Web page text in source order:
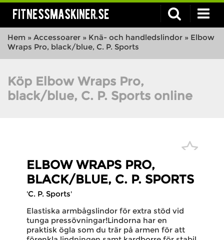
fitnessmaskiner.se
Hem » Accessoarer » Knä- och handledslindor » Elbow
Wraps Pro, black/blue, C. P. Sports
Köp Elbow Wraps Pro,
black/blue, C. P. Sports online
ELBOW WRAPS PRO,
BLACK/BLUE, C. P. SPORTS
'C. P. Sports'
Elastiska armbågslindor för extra stöd vid
tunga pressövningar!Lindorna har en
praktisk ögla som du trär på armen för att